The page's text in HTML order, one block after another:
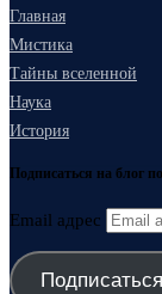
Главная
Мистика
Тайны вселенной
Наука
История
Подписаться на блог
Email адрес
Подписаться